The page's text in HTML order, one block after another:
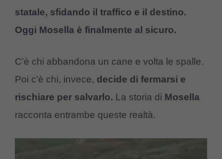
statale, sfidando il traffico e il destino.
Oggi Mosella è finalmente al sicuro.
C’è chi abbandona un cane e volta le spalle.
Poi c’è chi, invece, decide di fermarsi e
rischiare per salvarlo. La storia di Mosella
racconta entrambe queste realtà.